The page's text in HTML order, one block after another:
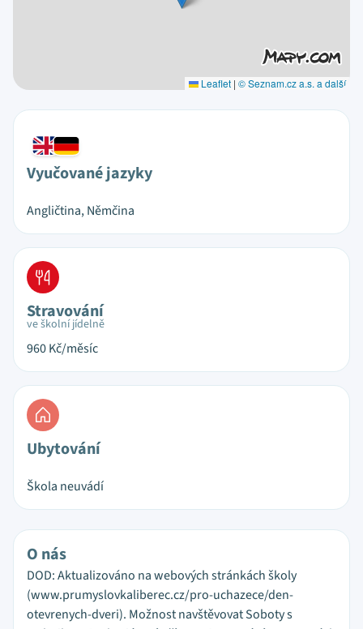
Leaflet | © Seznam.cz a.s. a další
Vyučované jazyky
Angličtina, Němčina
Stravování
ve školní jídelně
960Kč/měsíc
Ubytování
Škola neuvádí
O nás
DOD: Aktualizováno na webových stránkách školy
(www.prumyslovkaliberec.cz/pro-uchazece/den-
otevrenych-dveri). Možnost navštěvovat Soboty s